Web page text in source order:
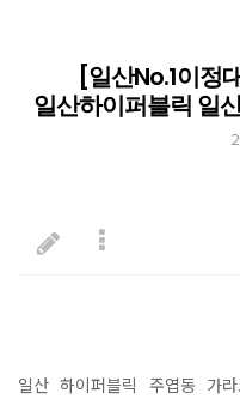
[일산No.1이
일산하이퍼블릭 일
일산 하이퍼블릭 주엽동 가